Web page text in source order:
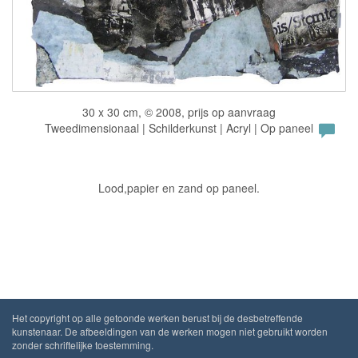
30 x 30 cm, © 2008, prijs op aanvraag
Tweedimensionaal | Schilderkunst | Acryl | Op paneel
Lood,papier en zand op paneel.
Het copyright op alle getoonde werken berust bij de desbetreffende
kunstenaar. De afbeeldingen van de werken mogen niet gebruikt worden
zonder schriftelijke toestemming.